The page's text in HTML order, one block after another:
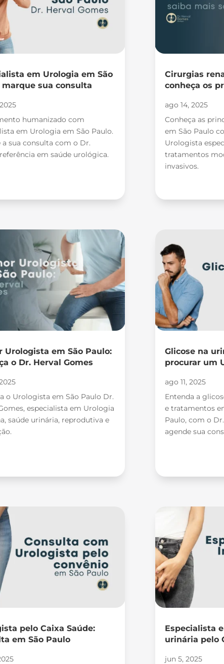
em Urologia em São
marque sua consulta
humanizado com
em Urologia em São Paulo.
a sua consulta com o Dr.
em saúde urológica.
Urologista em São Paulo:
o Dr. Herval Gomes
o Urologista em São Paulo Dr.
especialista em Urologia
saúde urinária, reprodutiva e
pelo Caixa Saúde:
em São Paulo
Cirurgias
conheça os
ago 14, 2025
Conheça as
em São Paulo
Urologista
tratamentos
invasivos.
Glicose na
procurar um
ago 11, 2025
Entenda a
e tratamentos
Paulo, com o
agende sua
Especialista
urinária pelo
jun 5, 2025